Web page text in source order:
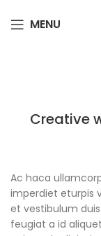
MENU
Creative
Ac haca
imperdiet eturpis
et vestibulum
feugiat a id